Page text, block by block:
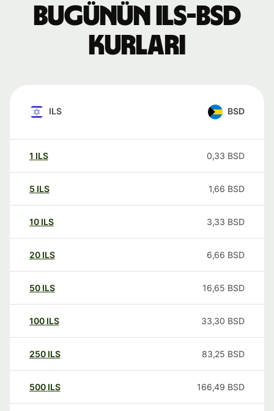
Bugünün ILS-BSD
kurları
ILS BSD
1 ILS 0,33 BSD
5 ILS 1,66 BSD
10 ILS 3,33 BSD
20 ILS 6,66 BSD
50 ILS 16,65 BSD
100 ILS 33,30 BSD
250 ILS 83,25 BSD
500 ILS 166,49 BSD